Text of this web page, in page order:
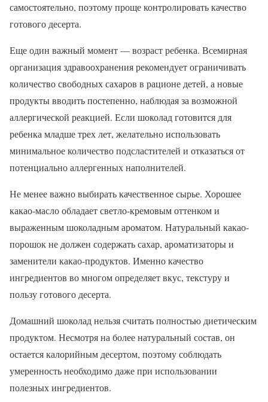
самостоятельно, поэтому проще контролировать качество
готового десерта.
Еще один важный момент — возраст ребенка. Всемирная
организация здравоохранения рекомендует ограничивать
количество свободных сахаров в рационе детей, а новые
продукты вводить постепенно, наблюдая за возможной
аллергической реакцией. Если шоколад готовится для
ребенка младше трех лет, желательно использовать
минимальное количество подсластителей и отказаться от
потенциально аллергенных наполнителей.
Не менее важно выбирать качественное сырье. Хорошее
какао-масло обладает светло-кремовым оттенком и
выраженным шоколадным ароматом. Натуральный какао-
порошок не должен содержать сахар, ароматизаторы и
заменители какао-продуктов. Именно качество
ингредиентов во многом определяет вкус, текстуру и
пользу готового десерта.
Домашний шоколад нельзя считать полностью диетическим
продуктом. Несмотря на более натуральный состав, он
остается калорийным десертом, поэтому соблюдать
умеренность необходимо даже при использовании
полезных ингредиентов.